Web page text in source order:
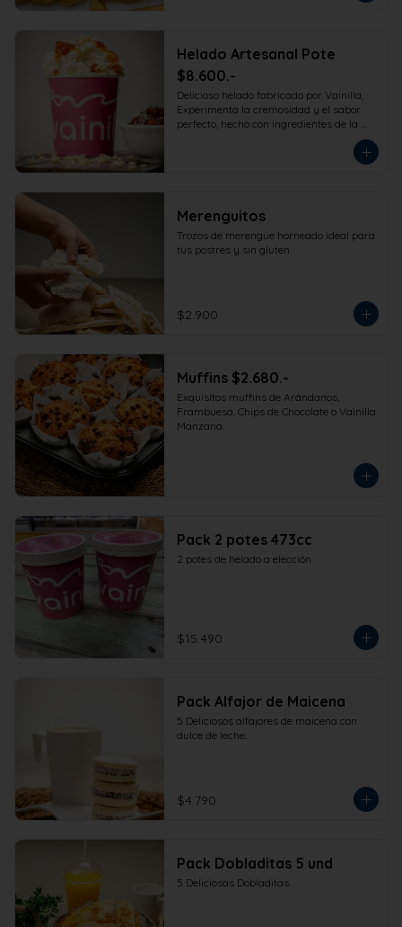
Helado Artesanal Pote
$8.600.-
Delicioso helado fabricado por Vainilla,
Experimenta la cremosidad y el sabor
perfecto, hecho con ingredientes de la
más alta calidad para que disfrutes en
Merenguitos
Trozos de merengue horneado ideal para
tus postres y sin gluten
$2.900
Muffins $2.680.-
Exquisitos muffins de Arándanos,
Frambuesa, Chips de Chocolate o Vainilla
Manzana.
Pack 2 potes 473cc
2 potes de helado a elección
$15.490
Pack Alfajor de Maicena
5 Deliciosos alfajores de maicena con
dulce de leche.
$4.790
Pack Dobladitas 5 und
5 Deliciosas Dobladitas